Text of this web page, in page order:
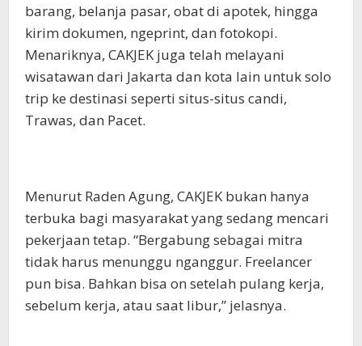
barang, belanja pasar, obat di apotek, hingga
kirim dokumen, ngeprint, dan fotokopi.
Menariknya, CAKJEK juga telah melayani
wisatawan dari Jakarta dan kota lain untuk solo
trip ke destinasi seperti situs-situs candi,
Trawas, dan Pacet.
Menurut Raden Agung, CAKJEK bukan hanya
terbuka bagi masyarakat yang sedang mencari
pekerjaan tetap. “Bergabung sebagai mitra
tidak harus menunggu nganggur. Freelancer
pun bisa. Bahkan bisa on setelah pulang kerja,
sebelum kerja, atau saat libur,” jelasnya.